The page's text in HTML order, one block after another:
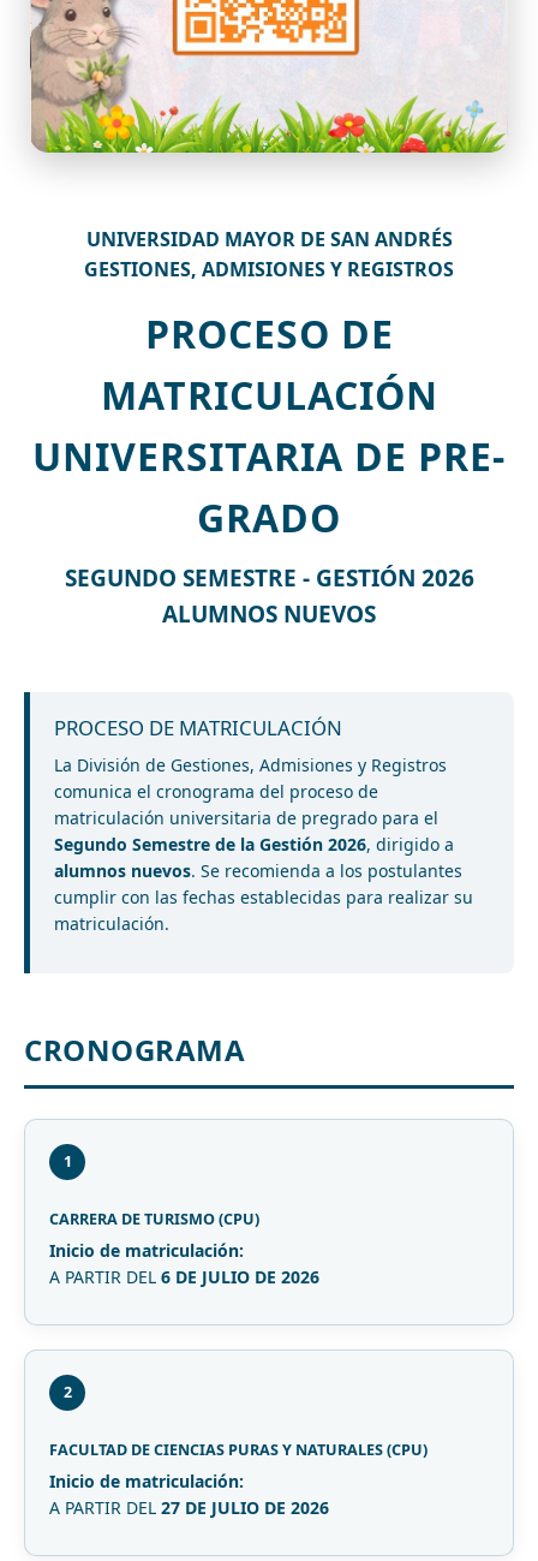
UNIVERSIDAD MAYOR DE SAN ANDRÉS
GESTIONES, ADMISIONES Y REGISTROS
PROCESO DE
MATRICULACIÓN
UNIVERSITARIA DE PRE-
GRADO
SEGUNDO SEMESTRE - GESTIÓN 2026
ALUMNOS NUEVOS
PROCESO DE MATRICULACIÓN
La División de Gestiones, Admisiones y Registros
comunica el cronograma del proceso de
matriculación universitaria de pregrado para el
Segundo Semestre de la Gestión 2026, dirigido a
alumnos nuevos. Se recomienda a los postulantes
cumplir con las fechas establecidas para realizar su
matriculación.
CRONOGRAMA
1
CARRERA DE TURISMO (CPU)
Inicio de matriculación:
A PARTIR DEL 6 DE JULIO DE 2026
2
FACULTAD DE CIENCIAS PURAS Y NATURALES (CPU)
Inicio de matriculación:
A PARTIR DEL 27 DE JULIO DE 2026